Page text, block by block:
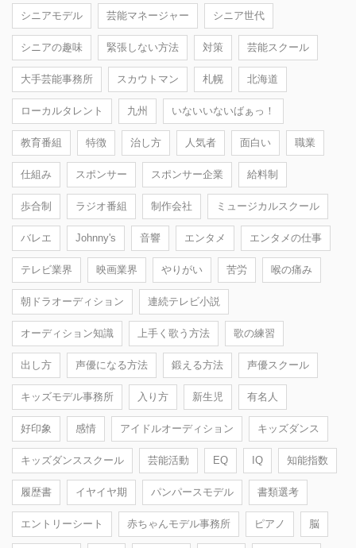
シニアモデル 芸能マネージャー シニア世代
シニアの趣味 緊張しない方法 対策 芸能スクール
大手芸能事務所 スカウトマン 札幌 北海道
ローカルタレント 九州 いないいないばぁっ！
教育番組 特徴 治し方 人気者 面白い 職業
仕組み スポンサー スポンサー企業 給料制
歩合制 ラジオ番組 制作会社 ミュージカルスクール
バレエ Johnny's 音響 エンタメ エンタメの仕事
テレビ業界 映画業界 やりがい 苦労 喉の痛み
朝ドラオーディション 連続テレビ小説
オーディション知識 上手く歌う方法 歌の練習
出し方 声優になる方法 鍛える方法 声優スクール
キッズモデル事務所 入り方 新生児 有名人
好印象 感情 アイドルオーディション キッズダンス
キッズダンススクール 芸能活動 EQ IQ 知能指数
履歴書 イヤイヤ期 パンパースモデル 書類選考
エントリーシート 赤ちゃんモデル事務所 ピアノ 脳